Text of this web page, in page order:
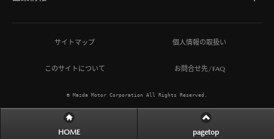
マツダについて
ひとを想う価値創造
サステナビリティ
サイトマップ 個人情報の取扱い
このサイトについて お問合せ先/FAQ
© Mazda Motor Corporation All Rights Reserved.
HOME pagetop